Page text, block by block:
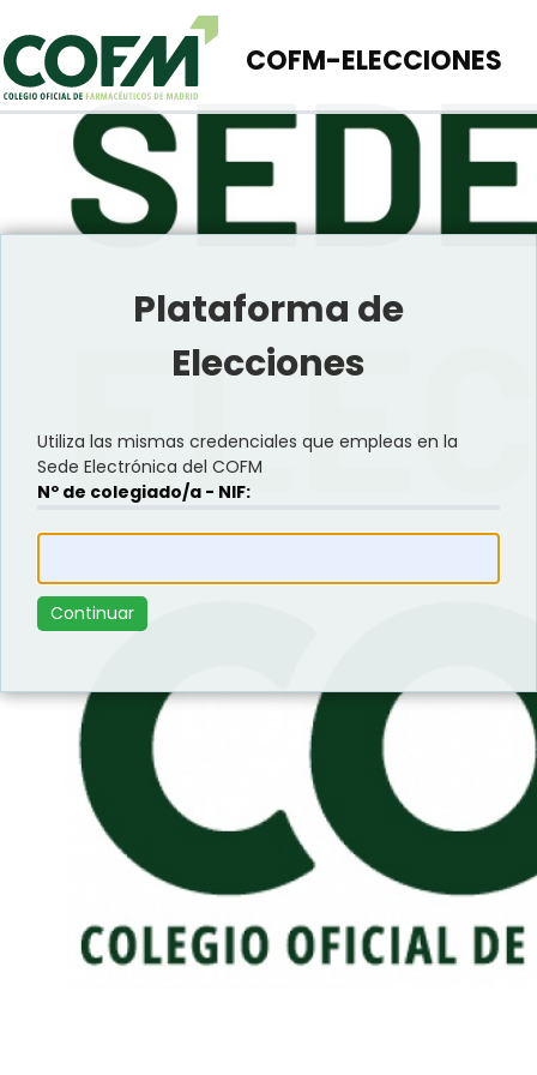
COFM-ELECCIONES
Plataforma de
Elecciones
Utiliza las mismas credenciales que empleas en la
Sede Electrónica del COFM
Nº de colegiado/a - NIF: